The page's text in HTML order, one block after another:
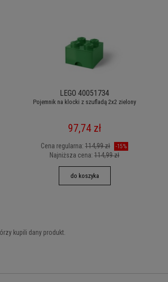
LEGO 40051734
Pojemnik na klocki z szufladą 2x2 zielony
97,74 zł
Cena regularna: 114,99 zł -15%
Najniższa cena: 114,99 zł
do koszyka
kupili dany produkt.